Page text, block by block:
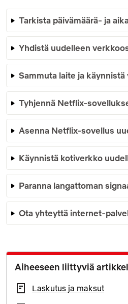
Tarkista päivämäärä- ja
Yhdistä uudelleen
Sammuta laite ja
Tyhjennä Netflix-
Asenna Netflix-sovellus
Käynnistä kotiverkko
Paranna langattoman
Ota yhteyttä internet-
Aiheeseen liittyviä
Laskutus ja maksut